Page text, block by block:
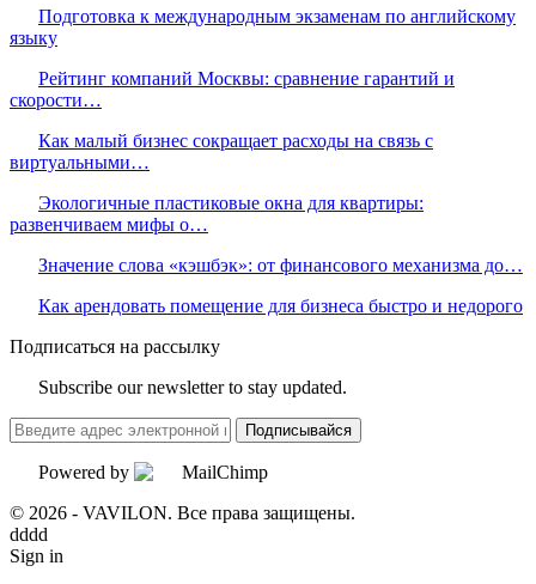
Подготовка к международным экзаменам по английскому
языку
Рейтинг компаний Москвы: сравнение гарантий и
скорости…
Как малый бизнес сокращает расходы на связь с
виртуальными…
Экологичные пластиковые окна для квартиры:
развенчиваем мифы о…
Значение слова «кэшбэк»: от финансового механизма до…
Как арендовать помещение для бизнеса быстро и недорого
Подписаться на рассылку
Subscribe our newsletter to stay updated.
Подписывайся
Powered by
© 2026 - VAVILON. Все права защищены.
dddd
Sign in